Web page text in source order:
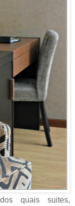
quais suites,